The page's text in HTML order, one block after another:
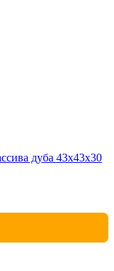
дуба 43х43х30